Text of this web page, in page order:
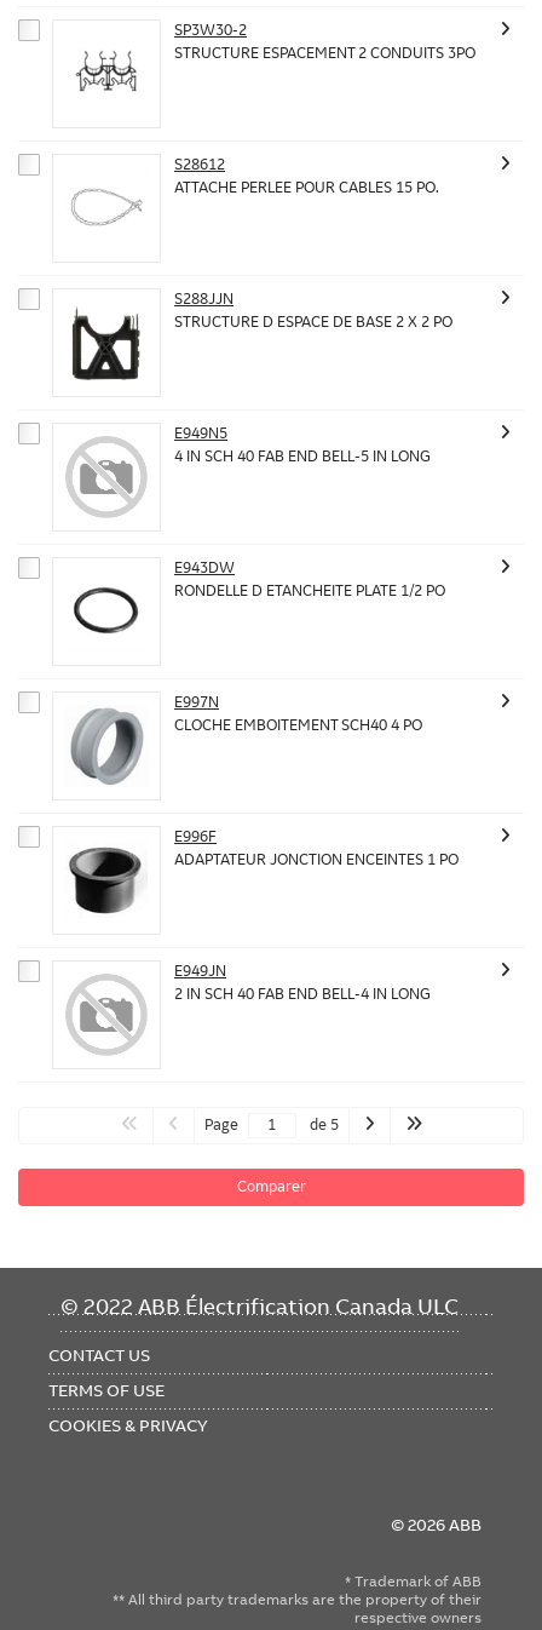
SP3W30-2
STRUCTURE ESPACEMENT 2 CONDUITS 3PO
S28612
ATTACHE PERLEE POUR CABLES 15 PO.
S288JJN
STRUCTURE D ESPACE DE BASE 2 X 2 PO
E949N5
4 IN SCH 40 FAB END BELL-5 IN LONG
E943DW
RONDELLE D ETANCHEITE PLATE 1/2 PO
E997N
CLOCHE EMBOITEMENT SCH40 4 PO
E996F
ADAPTATEUR JONCTION ENCEINTES 1 PO
E949JN
2 IN SCH 40 FAB END BELL-4 IN LONG
Page de 5
Comparer
© 2022 ABB Électrification Canada ULC
FOOTER
CONTACT US
TERMS OF USE
COOKIES & PRIVACY
© 2026 ABB
* Trademark of ABB
** All third party trademarks are the property of their
respective owners